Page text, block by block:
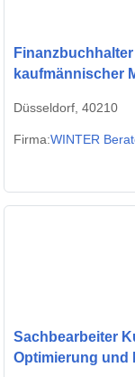
kaufmännischer
Düsseldorf, 40210
Firma:WINTER
Sachbearbeiter
Optimierung und